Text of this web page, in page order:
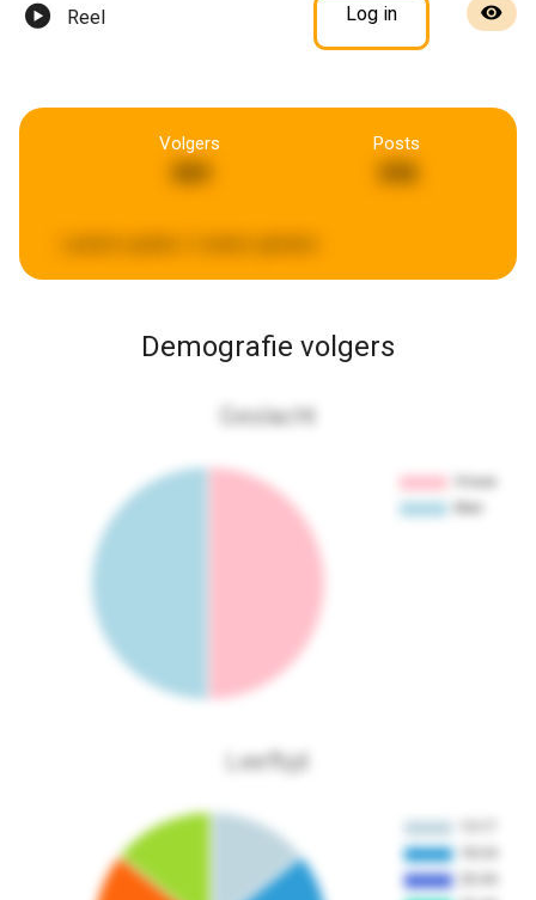
Reel Log in
Volgers Posts
Demografie volgers
Geslacht
Leeftijd